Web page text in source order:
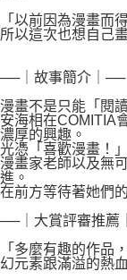
「以前因為漫畫而
所以這次也想自己
──｜故事簡介｜──
漫畫不是只能「閱
安海相在COMITIA
濃厚的興趣。
光憑「喜歡漫畫！
漫畫家老師以及無
進。
在前方等待著她們
──｜大賞評審推薦
「多麼有趣的作品
幻元素跟滿溢的熱